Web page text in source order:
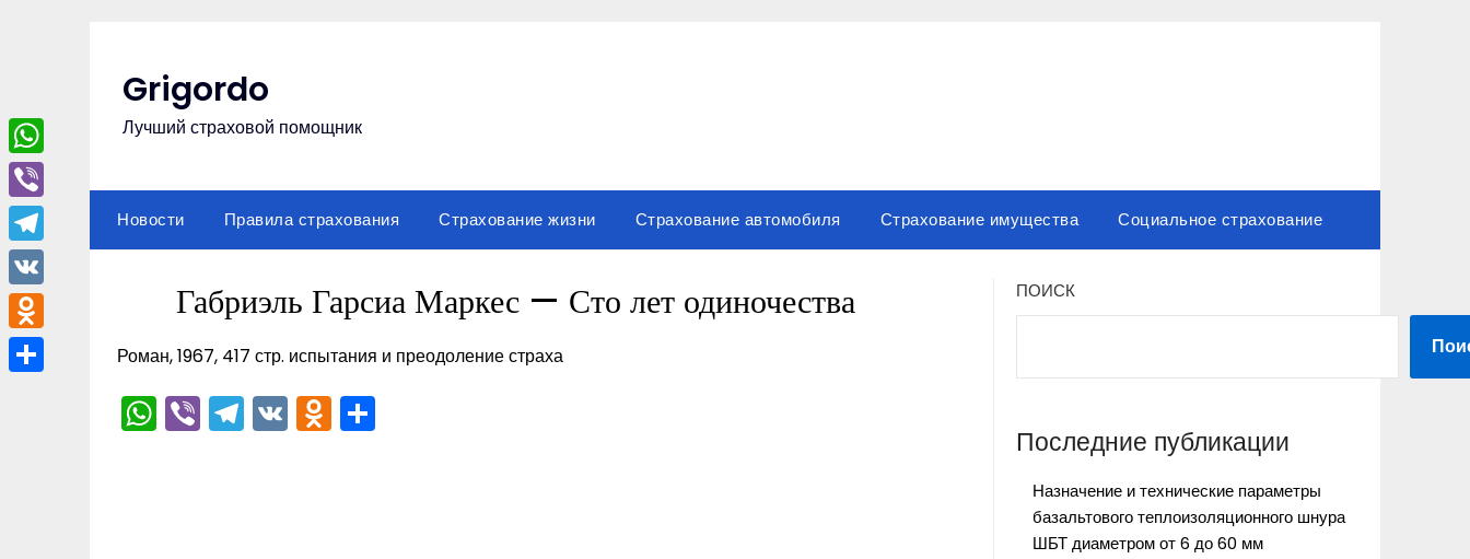
Grigordo
Лучший страховой помощник
Новости Правила страхования Страхование жизни Страхование автомобиля Страхование имущества Социальное страхование
Габриэль Гарсиа Маркес — Сто лет одиночества
Роман, 1967, 417 стр. испытания и преодоление страха
WhatsApp
ViberTelegram
VKOdnoklassniki
ПОИСК
Последние публикации
Назначение и технические параметры
базальтового теплоизоляционного шнура
ШБТ диаметром от 6 до 60 мм
WhatsApp
Viber
Telegram
VK
Odnoklassniki